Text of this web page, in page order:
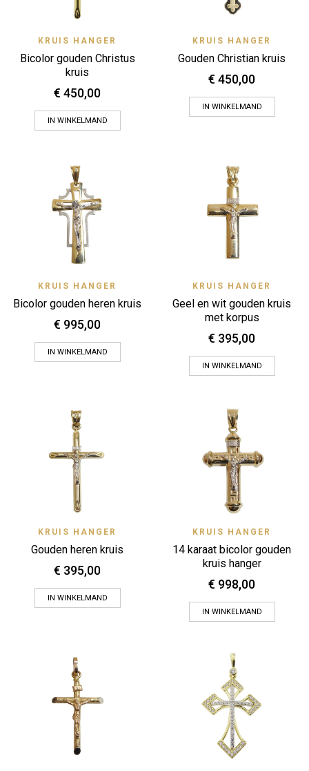
KRUIS HANGER
Bicolor gouden Christus
kruis
€ 450,00
IN WINKELMAND
KRUIS HANGER
Gouden Christian kruis
€ 450,00
IN WINKELMAND
KRUIS HANGER
Bicolor gouden heren kruis
€ 995,00
IN WINKELMAND
KRUIS HANGER
Geel en wit gouden kruis
met korpus
€ 395,00
IN WINKELMAND
KRUIS HANGER
Gouden heren kruis
€ 395,00
IN WINKELMAND
KRUIS HANGER
14 karaat bicolor gouden
kruis hanger
€ 998,00
IN WINKELMAND